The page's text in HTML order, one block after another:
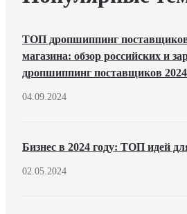
ТОП дропшиппинг
магазина: обзор российских и
дропшиппинг поставщиков 2024
04.09.2024
Бизнес в 2024 году: ТОП идей
02.05.2024